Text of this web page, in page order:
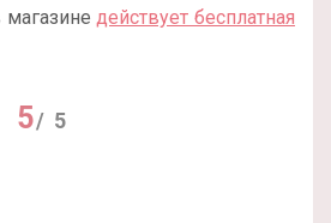
магазинедействует бесплатная
5/ 5